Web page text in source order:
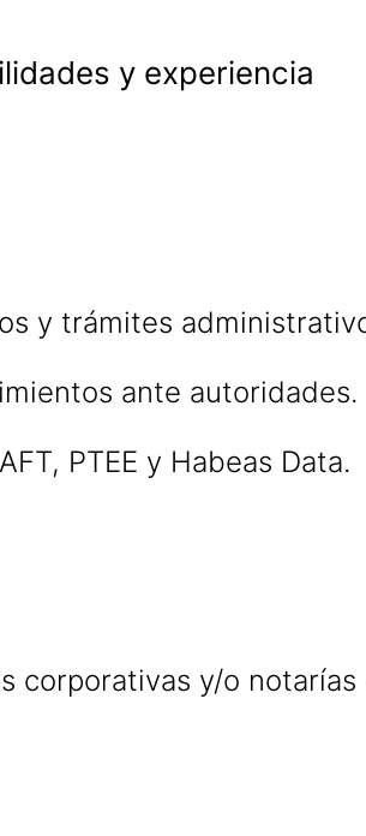
y experiencia
y trámites
ante autoridades.
PTEE y Habeas Data.
corporativas y/o